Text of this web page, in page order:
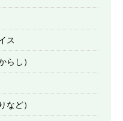
ス
らし）
など）